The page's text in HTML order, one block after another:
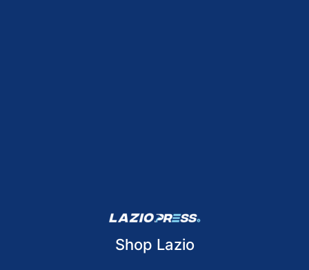
Shop Lazio